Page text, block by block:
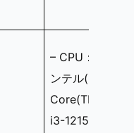
– CPU：イ
ンテル(R)
Core(TM)
i3-1215U